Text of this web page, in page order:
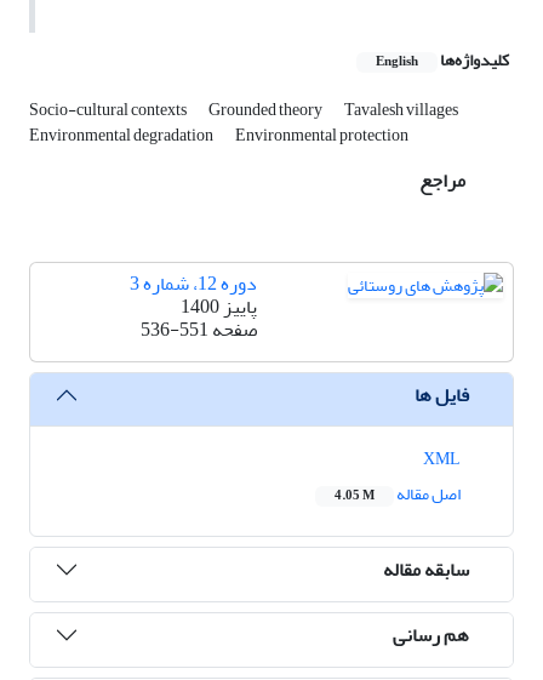
کلیدواژه‌ها English
Socio-cultural contexts Grounded theory Tavalesh villages
Environmental degradation Environmental protection
مراجع
دوره 12، شماره 3
پاییز 1400
صفحه536-551
فایل ها
اصل مقاله
4.05 M
سابقه مقاله
هم رسانی